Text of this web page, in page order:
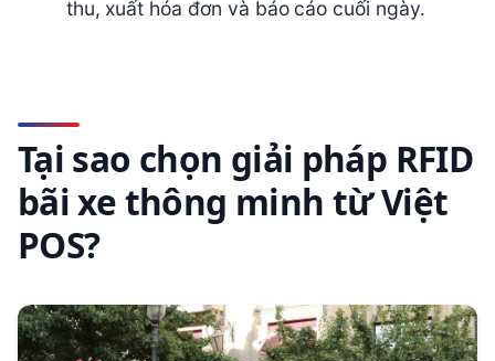
thu, xuất hóa đơn và báo cáo cuối ngày.
Tại sao chọn giải pháp RFID
bãi xe thông minh từ Việt
POS?